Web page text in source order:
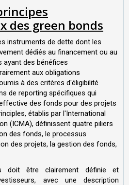
des green bonds
instruments de dette dont les
dédiés au financement ou au
ayant des bénéfices
aux obligations
à des critères d'éligibilité
de reporting spécifiques qui
des fonds pour des projets
établis par l'International
(ICMA), définissent quatre piliers
des fonds, le processus
des projets, la gestion des fonds,
doit être clairement définie et
avec une description